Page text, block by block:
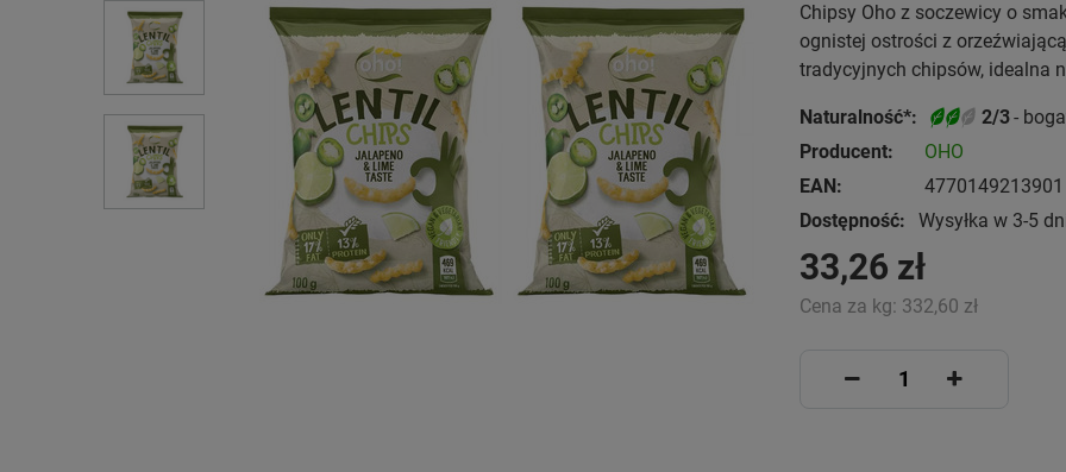
Chipsy Oho z soczewicy o
ognistej ostrości z
tradycyjnych chipsów, idealna
Naturalność*: 2/3-
Producent:
OHO
EAN:
4770149213901
Dostępność:
Wysyłka w 3-5
33,26 zł
Cena za kg: 332,60 zł